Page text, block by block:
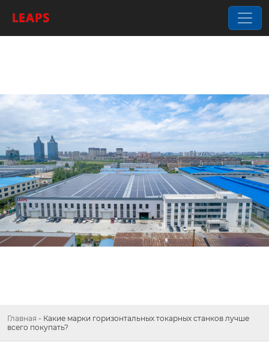
Главная - Какие марки горизонтальных токарных станков лучше
всего покупать?